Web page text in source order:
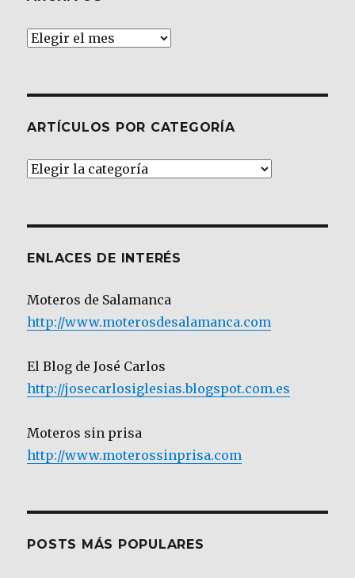
Archivos
ARTÍCULOS POR CATEGORÍA
Artículos
ENLACES DE INTERÉS
Moteros de Salamanca
http://www.moterosdesalamanca.com
El Blog de José Carlos
http://josecarlosiglesias.blogspot.com.es
Moteros sin prisa
http://www.moterossinprisa.com
POSTS MÁS POPULARES